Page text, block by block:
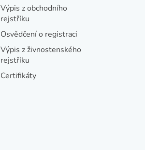
Výpis z obchodního
rejstříku
Osvědčení o registraci
Výpis z živnostenského
rejstříku
Certifikáty